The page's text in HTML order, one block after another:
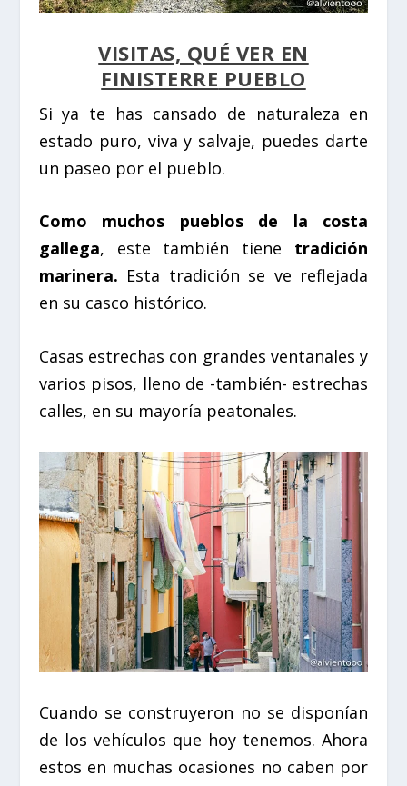
VISITAS, QUÉ VER EN
FINISTERRE PUEBLO
Si ya te has cansado de naturaleza en
estado puro, viva y salvaje, puedes darte
un paseo por el pueblo.
Como muchos pueblos de la costa
gallega, este también tiene tradición
marinera. Esta tradición se ve reflejada
en su casco histórico.
Casas estrechas con grandes ventanales y
varios pisos, lleno de -también- estrechas
calles, en su mayoría peatonales.
Cuando se construyeron no se disponían
de los vehículos que hoy tenemos. Ahora
estos en muchas ocasiones no caben por